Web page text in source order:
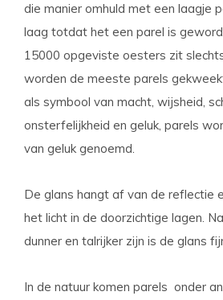
die manier omhuld met een laagje
laag totdat het een parel is
15000 opgeviste oesters zit
worden de meeste parels
als symbool van macht, wijsheid,
onsterfelijkheid en geluk, parels
van geluk genoemd.
De glans hangt af van de reflectie
het licht in de doorzichtige lagen.
dunner en talrijker zijn is de glans
In de natuur komen parels onder